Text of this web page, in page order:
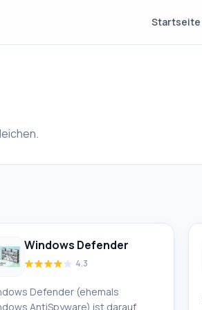
Startseite
Windows Defender
4.3
Defender (ehemals
AntiSpyware) ist darauf